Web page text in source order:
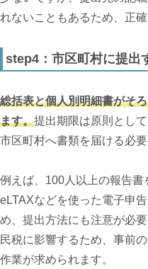
れないこともあるため、正
step4：市区町村に提出
総括表と個人別明細書がそ
ます。提出期限は原則とし
市区町村へ書類を届ける必要
例えば、100人以上の報告書
eLTAXなどを使った電子申
め、提出方法にも注意が必
民税に影響するため、事前
作業が求められます。